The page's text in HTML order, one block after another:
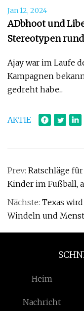
Jan 12, 2024
ADbhoot und
Stereotypen
Ajay war im Laufe
Kampagnen
gedreht habe...
AKTIE
Prev: Ratschläge
Kinder im Fußball,
Nächste: Texas
Windeln und
Heim
Nachricht